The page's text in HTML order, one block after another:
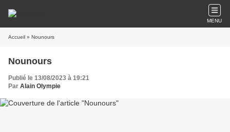
MENU
Accueil » Nounours
Nounours
Publié le 13/08/2023 à 19:21
Par Alain Olympie